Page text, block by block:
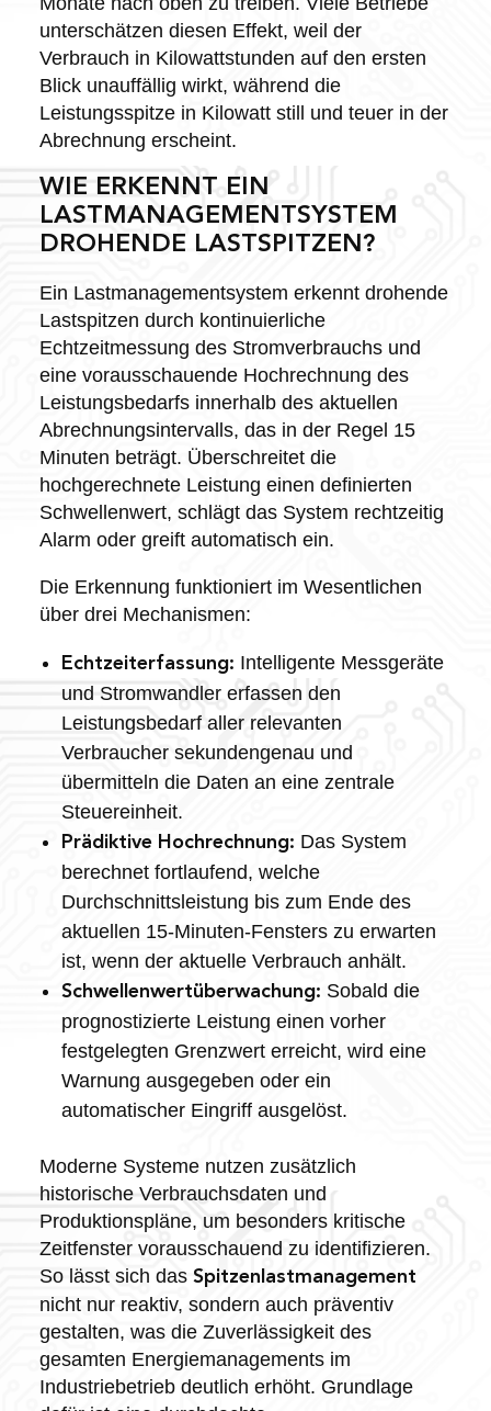
unterschätzen diesen Effekt, weil der
Verbrauch in Kilowattstunden auf den ersten
Blick unauffällig wirkt, während die
Leistungsspitze in Kilowatt still und teuer in der
Abrechnung erscheint.
WIE ERKENNT EIN
LASTMANAGEMENTSYSTEM
DROHENDE LASTSPITZEN?
Ein Lastmanagementsystem erkennt drohende
Lastspitzen durch kontinuierliche
Echtzeitmessung des Stromverbrauchs und
eine vorausschauende Hochrechnung des
Leistungsbedarfs innerhalb des aktuellen
Abrechnungsintervalls, das in der Regel 15
Minuten beträgt. Überschreitet die
hochgerechnete Leistung einen definierten
Schwellenwert, schlägt das System rechtzeitig
Alarm oder greift automatisch ein.
Die Erkennung funktioniert im Wesentlichen
über drei Mechanismen:
Echtzeiterfassung: Intelligente Messgeräte
und Stromwandler erfassen den
Leistungsbedarf aller relevanten
Verbraucher sekundengenau und
übermitteln die Daten an eine zentrale
Steuereinheit.
Prädiktive Hochrechnung: Das System
berechnet fortlaufend, welche
Durchschnittsleistung bis zum Ende des
aktuellen 15-Minuten-Fensters zu erwarten
ist, wenn der aktuelle Verbrauch anhält.
Schwellenwertüberwachung: Sobald die
prognostizierte Leistung einen vorher
festgelegten Grenzwert erreicht, wird eine
Warnung ausgegeben oder ein
automatischer Eingriff ausgelöst.
Moderne Systeme nutzen zusätzlich
historische Verbrauchsdaten und
Produktionspläne, um besonders kritische
Zeitfenster vorausschauend zu identifizieren.
So lässt sich das Spitzenlastmanagement
nicht nur reaktiv, sondern auch präventiv
gestalten, was die Zuverlässigkeit des
gesamten Energiemanagements im
Industriebetrieb deutlich erhöht. Grundlage